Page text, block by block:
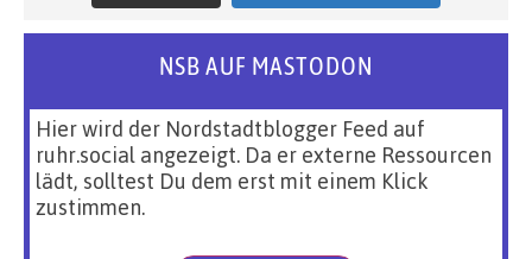
NSB AUF MASTODON
Hier wird der Nordstadtblogger Feed auf
ruhr.social angezeigt. Da er externe Ressourcen
lädt, solltest Du dem erst mit einem Klick
zustimmen.